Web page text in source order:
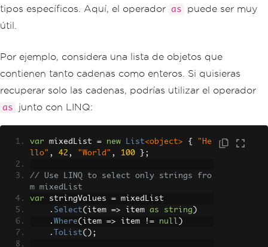
tipos específicos. Aquí, el operador as
puede ser muy
útil.
Por ejemplo, considera una lista de objetos que
contienen tanto cadenas como enteros. Si quisieras
recuperar solo las cadenas, podrías utilizar el operador
as junto con LINQ:
var mixedList = new List<object> {
"He
llo" , 42 , "World" , 100 };
// Use LINQ to select only strings fro
m mixedList
var stringValues = mixedList
. Select( item => item as string )
. Where( item => item != null )
.
ToList();